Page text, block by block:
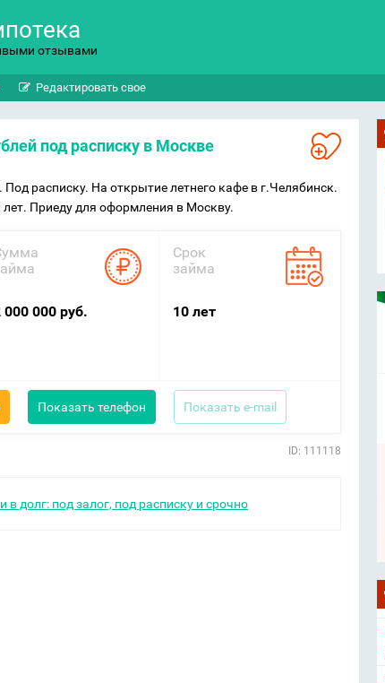
отзывами
Редактировать свое
под расписку в Москве
расписку. На открытие летнего кафе в г.Челябинск.
Приеду для оформления в Москву.
000 000 руб.
Срок
займа
10 лет
Показать телефон Показать e-mail
ID: 111118
в долг: под залог, под расписку и срочно